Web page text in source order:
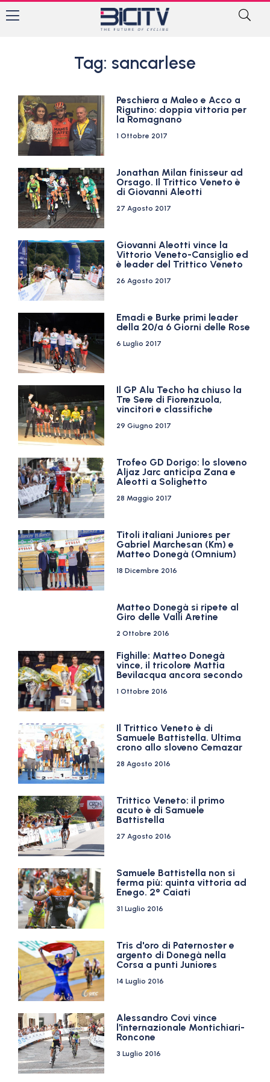
Tag: sancarlese
Peschiera a Maleo e Acco a
Rigutino: doppia vittoria per
la Romagnano
1 Ottobre 2017
Jonathan Milan finisseur ad
Orsago. Il Trittico Veneto è
di Giovanni Aleotti
27 Agosto 2017
Giovanni Aleotti vince la
Vittorio Veneto-Cansiglio ed
è leader del Trittico Veneto
26 Agosto 2017
Emadi e Burke primi leader
della 20/a 6 Giorni delle Rose
6 Luglio 2017
Il GP Alu Techo ha chiuso la
Tre Sere di Fiorenzuola,
vincitori e classifiche
29 Giugno 2017
Trofeo GD Dorigo: lo sloveno
Aljaz Jarc anticipa Zana e
Aleotti a Solighetto
28 Maggio 2017
Titoli italiani Juniores per
Gabriel Marchesan (Km) e
Matteo Donegà (Omnium)
18 Dicembre 2016
Matteo Donegà si ripete al
Giro delle Valli Aretine
2 Ottobre 2016
Fighille: Matteo Donegà
vince, il tricolore Mattia
Bevilacqua ancora secondo
1 Ottobre 2016
Il Trittico Veneto è di
Samuele Battistella. Ultima
crono allo sloveno Cemazar
28 Agosto 2016
Trittico Veneto: il primo
acuto è di Samuele
Battistella
27 Agosto 2016
Samuele Battistella non si
ferma più: quinta vittoria ad
Enego. 2° Caiati
31 Luglio 2016
Tris d'oro di Paternoster e
argento di Donegà nella
Corsa a punti Juniores
14 Luglio 2016
Alessandro Covi vince
l'internazionale Montichiari-
Roncone
3 Luglio 2016